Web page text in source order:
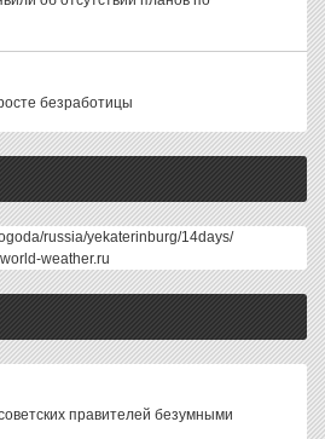
безработицы
russia/yekaterinburg/14days/
world-weather.ru
правителей безумными